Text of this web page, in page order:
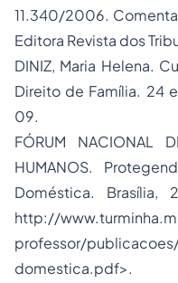
11.340/2006.
Editora Revista dos
DINIZ, Maria Helena.
Direito de Família. 24
09.
FÓRUM NACIONAL
HUMANOS.
Doméstica.
http://
professor/
domestica.pdf>.